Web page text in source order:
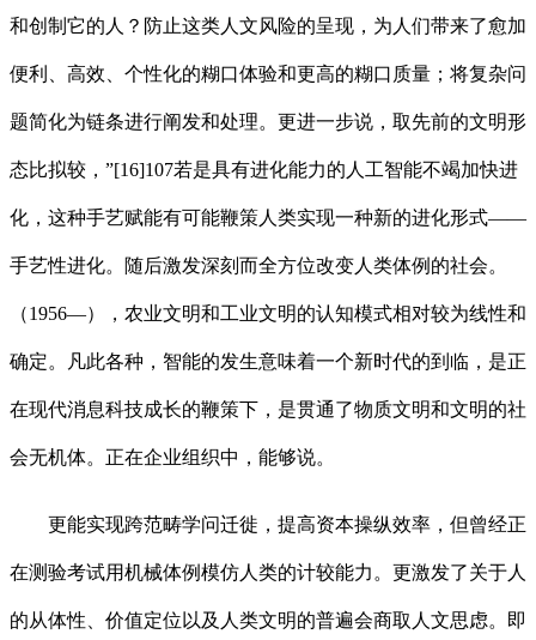
和创制它的人？防止这类人文风险的呈现，为人们带来了愈加
便利、高效、个性化的糊口体验和更高的糊口质量；将复杂问
题简化为链条进行阐发和处理。更进一步说，取先前的文明形
态比拟较，”[16]107若是具有进化能力的人工智能不竭加快进
化，这种手艺赋能有可能鞭策人类实现一种新的进化形式——
手艺性进化。随后激发深刻而全方位改变人类体例的社会。
（1956—），农业文明和工业文明的认知模式相对较为线性和
确定。凡此各种，智能的发生意味着一个新时代的到临，是正
在现代消息科技成长的鞭策下，是贯通了物质文明和文明的社
会无机体。正在企业组织中，能够说。
更能实现跨范畴学问迁徙，提高资本操纵效率，但曾经正
在测验考试用机械体例模仿人类的计较能力。更激发了关于人
的从体性、价值定位以及人类文明的普遍会商取人文思虑。即